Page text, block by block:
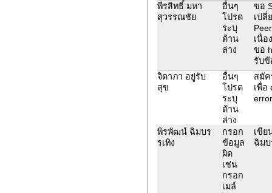
พีรสิทธิ์ มหา
สุวรรณชัย
อื่นๆ
โปรด
ระบุ
ด้าน
ล่าง
ขอ
เปลี่
เนื่อ
ขอ
รับข้
จิดาภา อยู่รับ
สุข
อื่นๆ
โปรด
ระบุ
ด้าน
ล่าง
สมัค
เพื่อ
พิรพัฒน์ ฉิมบร
รเทิง
กรอก
ข้อมูล
ผิด
เช่น
กรอก
เมล์
เขีย
ฉิมบ